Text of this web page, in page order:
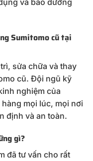
Sumitomo cũ tại
sửa chữa và thay
cũ. Đội ngũ kỹ
nghiệm của
mọi lúc, mọi nơi
định và an toàn.
gì?
đã tư vấn cho rất